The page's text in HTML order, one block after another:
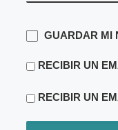
GUARDAR MI
RECIBIR UN
RECIBIR UN